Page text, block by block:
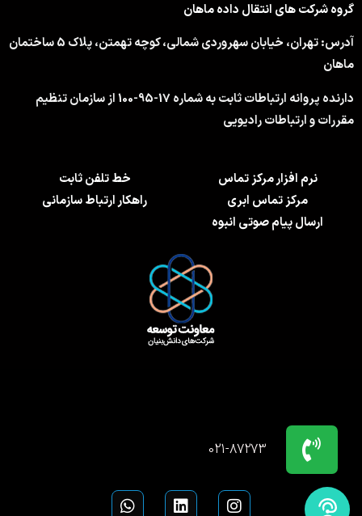
گروه شرکت های انتقال داده ماهان
آدرس: تهران، خیابان سهروردی شمالی، کوچه تهمتن، پلاک 5 ساختمان
ماهان
دارنده پروانه ارتباطات ثابت به شماره 17-95-100 از سازمان تنظیم
مقررات و ارتباطات رادیویی
نرم افزار مرکز تماس
مرکز تماس ابری
ارسال پیام صوتی انبوه
خط تلفن ثابت
راهکار ارتباط سازمانی
I
L
W
021-87273